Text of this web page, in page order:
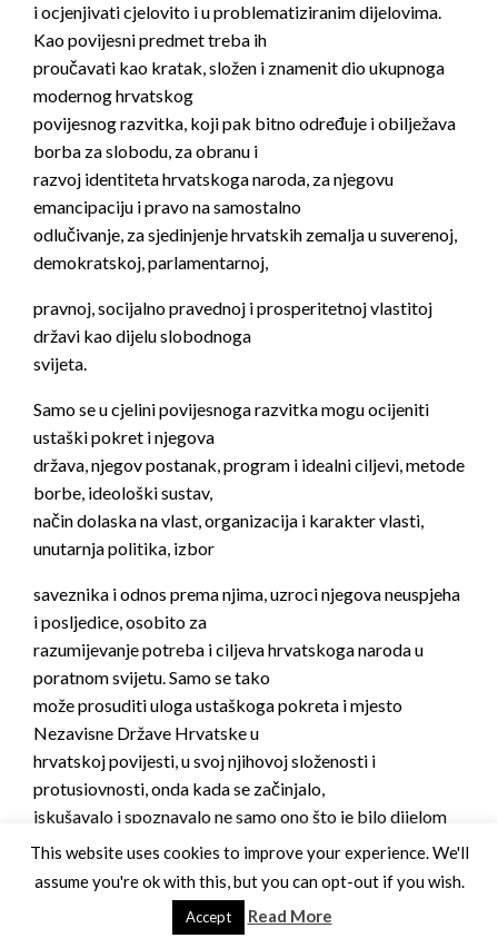
i ocjenjivati cjelovito i u problematiziranim dijelovima.
Kao povijesni predmet treba ih
proučavati kao kratak, složen i znamenit dio ukupnoga
modernog hrvatskog
povijesnog razvitka, koji pak bitno određuje i obilježava
borba za slobodu, za obranu i
razvoj identiteta hrvatskoga naroda, za njegovu
emancipaciju i pravo na samostalno
odlučivanje, za sjedinjenje hrvatskih zemalja u suverenoj,
demokratskoj, parlamentarnoj,
pravnoj, socijalno pravednoj i prosperitetnoj vlastitoj
državi kao dijelu slobodnoga
svijeta.
Samo se u cjelini povijesnoga razvitka mogu ocijeniti
ustaški pokret i njegova
država, njegov postanak, program i idealni ciljevi, metode
borbe, ideološki sustav,
način dolaska na vlast, organizacija i karakter vlasti,
unutarnja politika, izbor
saveznika i odnos prema njima, uzroci njegova neuspjeha
i posljedice, osobito za
razumijevanje potreba i ciljeva hrvatskoga naroda u
poratnom svijetu. Samo se tako
može prosuditi uloga ustaškoga pokreta i mjesto
Nezavisne Države Hrvatske u
hrvatskoj povijesti, u svoj njihovoj složenosti i
protusiovnosti, onda kada se začinjalo,
iskušavalo i spoznavalo ne samo ono što je bilo dijelom
prošlosti, ne samo ono što je
smjesta propadalo, nego i ono što će postati dijelom
suvremenoga nastojanja hvatskoga
naroda u ponovno promijenjenim i ne uvijek povoljnim
This website uses cookies to improve your experience. We'll
assume you're ok with this, but you can opt-out if you wish.
Accept Read More